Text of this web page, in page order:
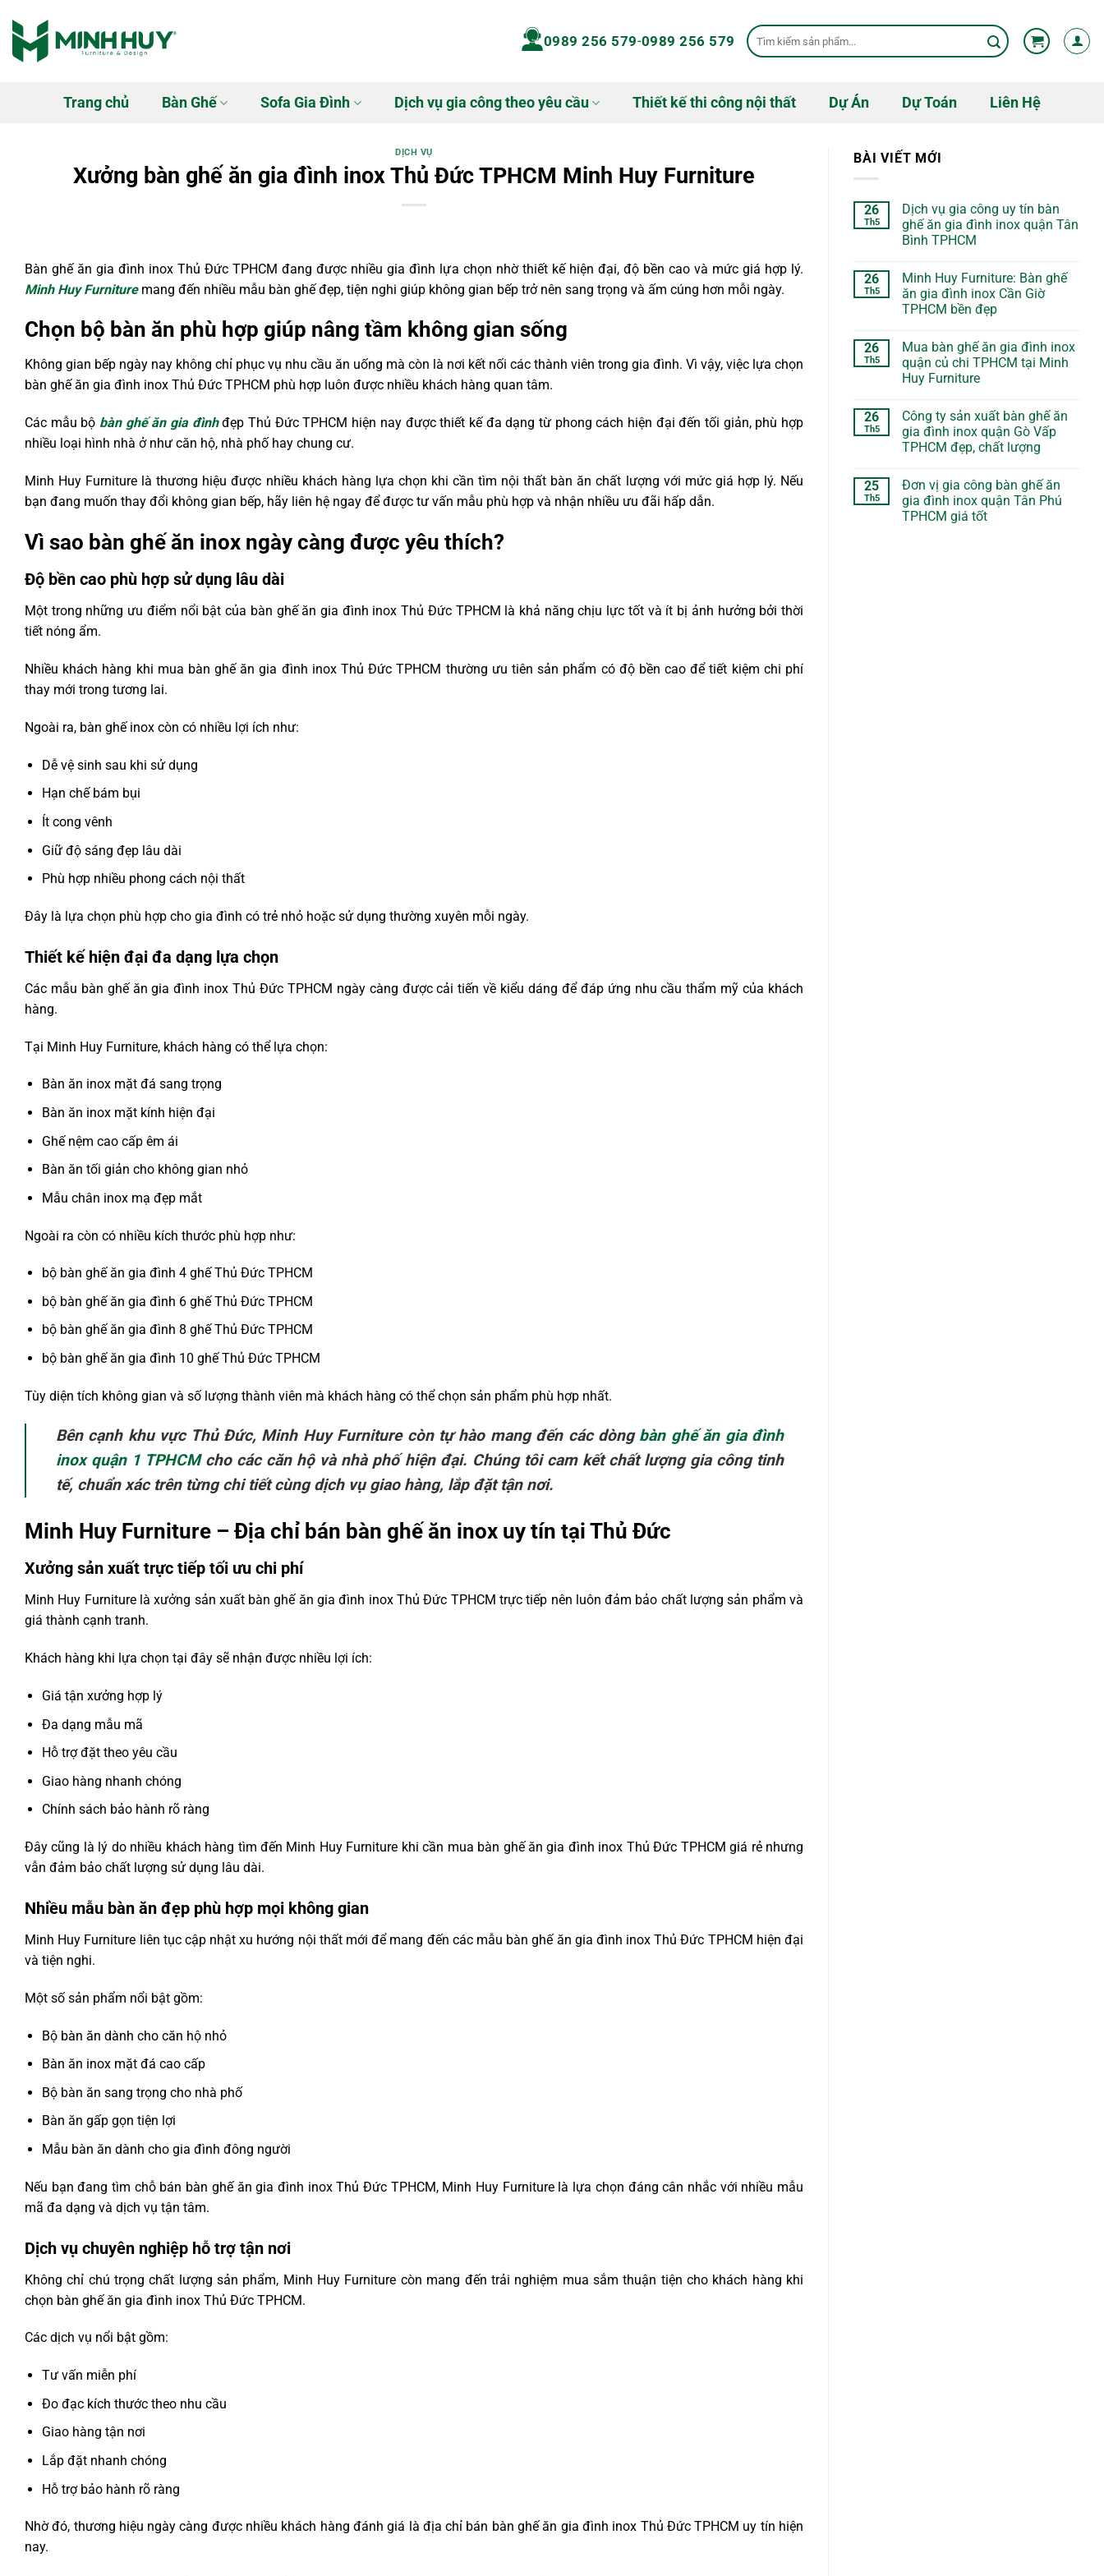
qua
nội
0989 256 579-0989 256 579
Tìm
kiếm:
Trang chủ Bàn Ghế Sofa Gia Đình Dịch vụ gia công theo yêu cầu Thiết kế thi công nội thất Dự Án Dự Toán Liên Hệ
DỊCH VỤ
Xưởng bàn ghế ăn gia đình inox Thủ Đức TPHCM Minh Huy Furniture
Bàn ghế ăn gia đình inox Thủ Đức TPHCM đang được nhiều gia đình lựa chọn nhờ thiết kế hiện đại, độ bền cao và mức giá hợp lý.
Minh Huy Furnituremang đến nhiều mẫu bàn ghế đẹp, tiện nghi giúp không gian bếp trở nên sang trọng và ấm cúng hơn mỗi ngày.
Chọn bộ bàn ăn phù hợp giúp nâng tầm không gian sống
Không gian bếp ngày nay không chỉ phục vụ nhu cầu ăn uống mà còn là nơi kết nối các thành viên trong gia đình. Vì vậy, việc lựa chọn
bàn ghế ăn gia đình inox Thủ Đức TPHCM phù hợp luôn được nhiều khách hàng quan tâm.
Các mẫu bộ bàn ghế ăn gia đìnhđẹp Thủ Đức TPHCM hiện nay được thiết kế đa dạng từ phong cách hiện đại đến tối giản, phù hợp
nhiều loại hình nhà ở như căn hộ, nhà phố hay chung cư.
Minh Huy Furniture là thương hiệu được nhiều khách hàng lựa chọn khi cần tìm nội thất bàn ăn chất lượng với mức giá hợp lý. Nếu
bạn đang muốn thay đổi không gian bếp, hãy liên hệ ngay để được tư vấn mẫu phù hợp và nhận nhiều ưu đãi hấp dẫn.
Vì sao bàn ghế ăn inox ngày càng được yêu thích?
Độ bền cao phù hợp sử dụng lâu dài
Một trong những ưu điểm nổi bật của bàn ghế ăn gia đình inox Thủ Đức TPHCM là khả năng chịu lực tốt và ít bị ảnh hưởng bởi thời
tiết nóng ẩm.
Nhiều khách hàng khi mua bàn ghế ăn gia đình inox Thủ Đức TPHCM thường ưu tiên sản phẩm có độ bền cao để tiết kiệm chi phí
thay mới trong tương lai.
Ngoài ra, bàn ghế inox còn có nhiều lợi ích như:
Dễ vệ sinh sau khi sử dụng
Hạn chế bám bụi
Ít cong vênh
Giữ độ sáng đẹp lâu dài
Phù hợp nhiều phong cách nội thất
Đây là lựa chọn phù hợp cho gia đình có trẻ nhỏ hoặc sử dụng thường xuyên mỗi ngày.
Thiết kế hiện đại đa dạng lựa chọn
Các mẫu bàn ghế ăn gia đình inox Thủ Đức TPHCM ngày càng được cải tiến về kiểu dáng để đáp ứng nhu cầu thẩm mỹ của khách
hàng.
Tại Minh Huy Furniture, khách hàng có thể lựa chọn:
Bàn ăn inox mặt đá sang trọng
Bàn ăn inox mặt kính hiện đại
Ghế nệm cao cấp êm ái
Bàn ăn tối giản cho không gian nhỏ
Mẫu chân inox mạ đẹp mắt
Ngoài ra còn có nhiều kích thước phù hợp như:
bộ bàn ghế ăn gia đình 4 ghế Thủ Đức TPHCM
bộ bàn ghế ăn gia đình 6 ghế Thủ Đức TPHCM
bộ bàn ghế ăn gia đình 8 ghế Thủ Đức TPHCM
bộ bàn ghế ăn gia đình 10 ghế Thủ Đức TPHCM
Tùy diện tích không gian và số lượng thành viên mà khách hàng có thể chọn sản phẩm phù hợp nhất.
Bên cạnh khu vực Thủ Đức, Minh Huy Furniture còn tự hào mang đến các dòng bàn ghế ăn gia đình
inox quận 1 TPHCMcho các căn hộ và nhà phố hiện đại. Chúng tôi cam kết chất lượng gia công tinh
tế, chuẩn xác trên từng chi tiết cùng dịch vụ giao hàng, lắp đặt tận nơi.
Minh Huy Furniture – Địa chỉ bán bàn ghế ăn inox uy tín tại Thủ Đức
Xưởng sản xuất trực tiếp tối ưu chi phí
Minh Huy Furniture là xưởng sản xuất bàn ghế ăn gia đình inox Thủ Đức TPHCM trực tiếp nên luôn đảm bảo chất lượng sản phẩm và
giá thành cạnh tranh.
Khách hàng khi lựa chọn tại đây sẽ nhận được nhiều lợi ích:
Giá tận xưởng hợp lý
Đa dạng mẫu mã
Hỗ trợ đặt theo yêu cầu
Giao hàng nhanh chóng
Chính sách bảo hành rõ ràng
Đây cũng là lý do nhiều khách hàng tìm đến Minh Huy Furniture khi cần mua bàn ghế ăn gia đình inox Thủ Đức TPHCM giá rẻ nhưng
vẫn đảm bảo chất lượng sử dụng lâu dài.
Nhiều mẫu bàn ăn đẹp phù hợp mọi không gian
Minh Huy Furniture liên tục cập nhật xu hướng nội thất mới để mang đến các mẫu bàn ghế ăn gia đình inox Thủ Đức TPHCM hiện đại
và tiện nghi.
Một số sản phẩm nổi bật gồm:
Bộ bàn ăn dành cho căn hộ nhỏ
Bàn ăn inox mặt đá cao cấp
Bộ bàn ăn sang trọng cho nhà phố
Bàn ăn gấp gọn tiện lợi
Mẫu bàn ăn dành cho gia đình đông người
Nếu bạn đang tìm chỗ bán bàn ghế ăn gia đình inox Thủ Đức TPHCM, Minh Huy Furniture là lựa chọn đáng cân nhắc với nhiều mẫu
mã đa dạng và dịch vụ tận tâm.
Dịch vụ chuyên nghiệp hỗ trợ tận nơi
Không chỉ chú trọng chất lượng sản phẩm, Minh Huy Furniture còn mang đến trải nghiệm mua sắm thuận tiện cho khách hàng khi
chọn bàn ghế ăn gia đình inox Thủ Đức TPHCM.
Các dịch vụ nổi bật gồm:
Tư vấn miễn phí
Đo đạc kích thước theo nhu cầu
Giao hàng tận nơi
Lắp đặt nhanh chóng
Hỗ trợ bảo hành rõ ràng
Nhờ đó, thương hiệu ngày càng được nhiều khách hàng đánh giá là địa chỉ bán bàn ghế ăn gia đình inox Thủ Đức TPHCM uy tín hiện
nay.
BÀI VIẾT MỚI
26
Th5
Dịch vụ gia công uy tín bàn
ghế ăn gia đình inox quận Tân
Bình TPHCM
26
Th5
Minh Huy Furniture: Bàn ghế
ăn gia đình inox Cần Giờ
TPHCM bền đẹp
26
Th5
Mua bàn ghế ăn gia đình inox
quận củ chi TPHCM tại Minh
Huy Furniture
26
Th5
Công ty sản xuất bàn ghế ăn
gia đình inox quận Gò Vấp
TPHCM đẹp, chất lượng
25
Th5
Đơn vị gia công bàn ghế ăn
gia đình inox quận Tân Phú
TPHCM giá tốt